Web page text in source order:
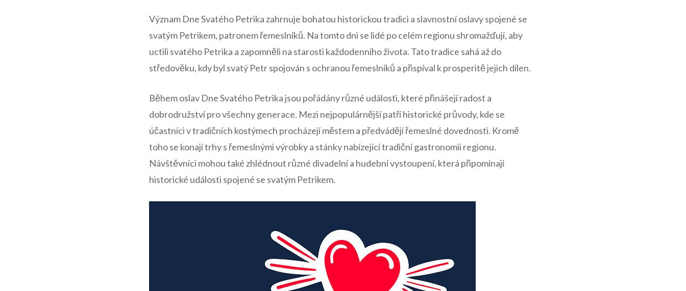
Význam Dne Svatého Petrika zahrnuje​ bohatou historickou tradici ‌a slavnostní oslavy spojené se
svatým Petrikem, patronem ⁢řemeslníků.⁣ Na tomto dni se ‌lidé ‌po celém regionu shromažďují, aby
uctili svatého Petrika a zapomněli ⁢na starosti​ každodenního života. Tato tradice sahá až ⁢do
středověku, kdy byl ⁢svatý Petr spojován ​s ‍ochranou ⁣řemeslníků a přispíval ‌k prosperitě jejich dílen.
Během oslav Dne Svatého Petrika jsou pořádány různé⁤ události, které přinášejí radost a
dobrodružství pro všechny generace. ‌Mezi nejpopulárnější patří historické průvody, ‍kde se
účastníci ‌v tradičních kostýmech procházejí ⁣městem ‍a​ předvádějí​ řemeslné dovednosti. Kromě
toho se konají trhy⁢ s řemeslnými ‍výrobky a stánky nabízející tradiční gastronomii ⁢regionu.
Návštěvníci mohou také⁤ zhlédnout⁣ různé divadelní ⁣a hudební vystoupení, která připomínají
historické události spojené ‍se svatým Petrikem.